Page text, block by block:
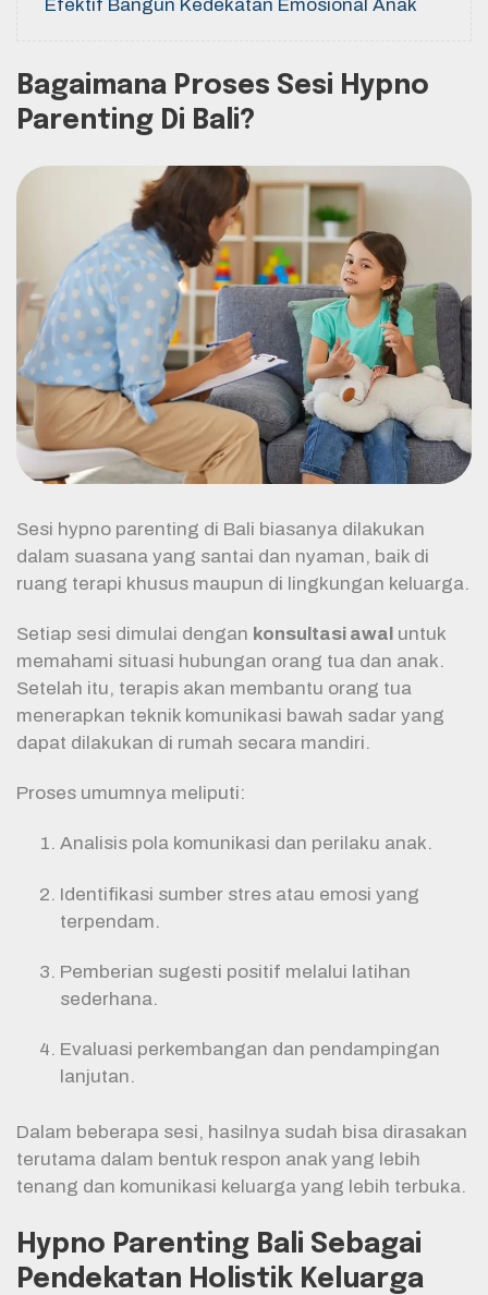
Efektif Bangun Kedekatan Emosional Anak
Bagaimana Proses Sesi Hypno
Parenting Di Bali?
Sesi hypno parenting di Bali biasanya dilakukan
dalam suasana yang santai dan nyaman, baik di
ruang terapi khusus maupun di lingkungan keluarga.
Setiap sesi dimulai dengan konsultasi awal untuk
memahami situasi hubungan orang tua dan anak.
Setelah itu, terapis akan membantu orang tua
menerapkan teknik komunikasi bawah sadar yang
dapat dilakukan di rumah secara mandiri.
Proses umumnya meliputi:
Analisis pola komunikasi dan perilaku anak.
Identifikasi sumber stres atau emosi yang
terpendam.
Pemberian sugesti positif melalui latihan
sederhana.
Evaluasi perkembangan dan pendampingan
lanjutan.
Dalam beberapa sesi, hasilnya sudah bisa dirasakan
terutama dalam bentuk respon anak yang lebih
tenang dan komunikasi keluarga yang lebih terbuka.
Hypno Parenting Bali Sebagai
Pendekatan Holistik Keluarga